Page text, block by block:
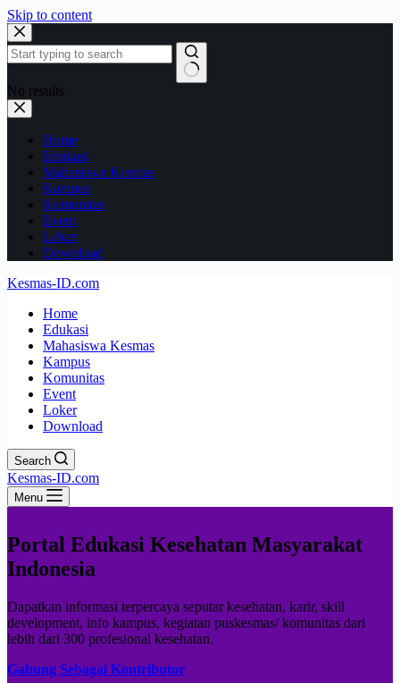
Skip to content
No results
Home
Edukasi
Mahasiswa Kesmas
Kampus
Komunitas
Event
Loker
Download
Kesmas-ID.com
Home
Edukasi
Mahasiswa Kesmas
Kampus
Komunitas
Event
Loker
Download
Search
Kesmas-ID.com
Menu
Portal Edukasi Kesehatan Masyarakat
Indonesia
Dapatkan informasi terpercaya seputar kesehatan, karir, skill
development, info kampus, kegiatan puskesmas/ komunitas dari
lebih dari 300 profesional kesehatan.
Gabung Sebagai Kontributor